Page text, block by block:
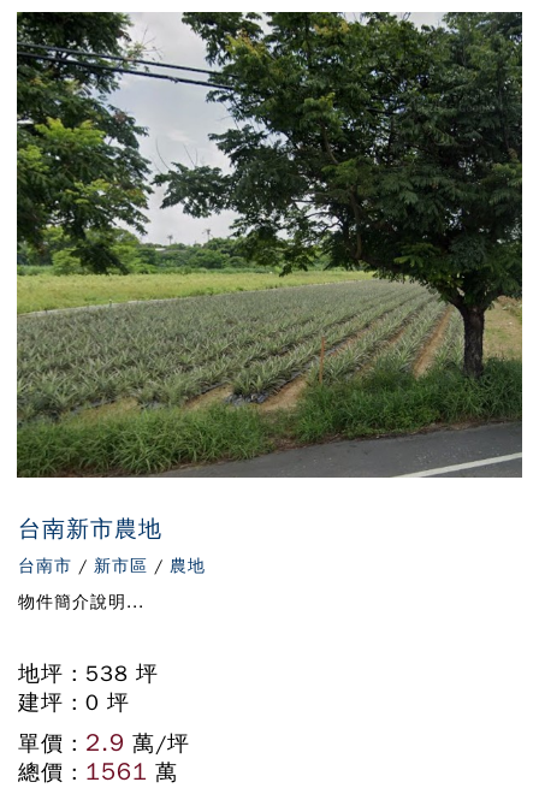
台南新市農地
台南市 / 新市區 / 農地
物件簡介說明...
地坪 : 538 坪
建坪 : 0 坪
單價 : 2.9 萬/坪
總價 : 1561 萬